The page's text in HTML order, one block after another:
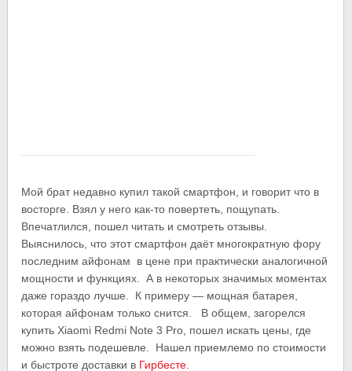
Мой брат недавно купил такой смартфон, и говорит что в
восторге. Взял у него как-то повертеть, пощупать.
Впечатлился, пошел читать и смотреть отзывы.
Выяснилось, что этот смартфон даёт многократную фору
последним айфонам в цене при практически аналогичной
мощности и функциях. А в некоторых значимых моментах
даже гораздо лучше. К примеру — мощная батарея,
которая айфонам только снится. В общем, загорелся
купить Xiaomi Redmi Note 3 Pro, пошел искать цены, где
можно взять подешевле. Нашел приемлемо по стоимости
и быстроте доставки в Гирбесте.